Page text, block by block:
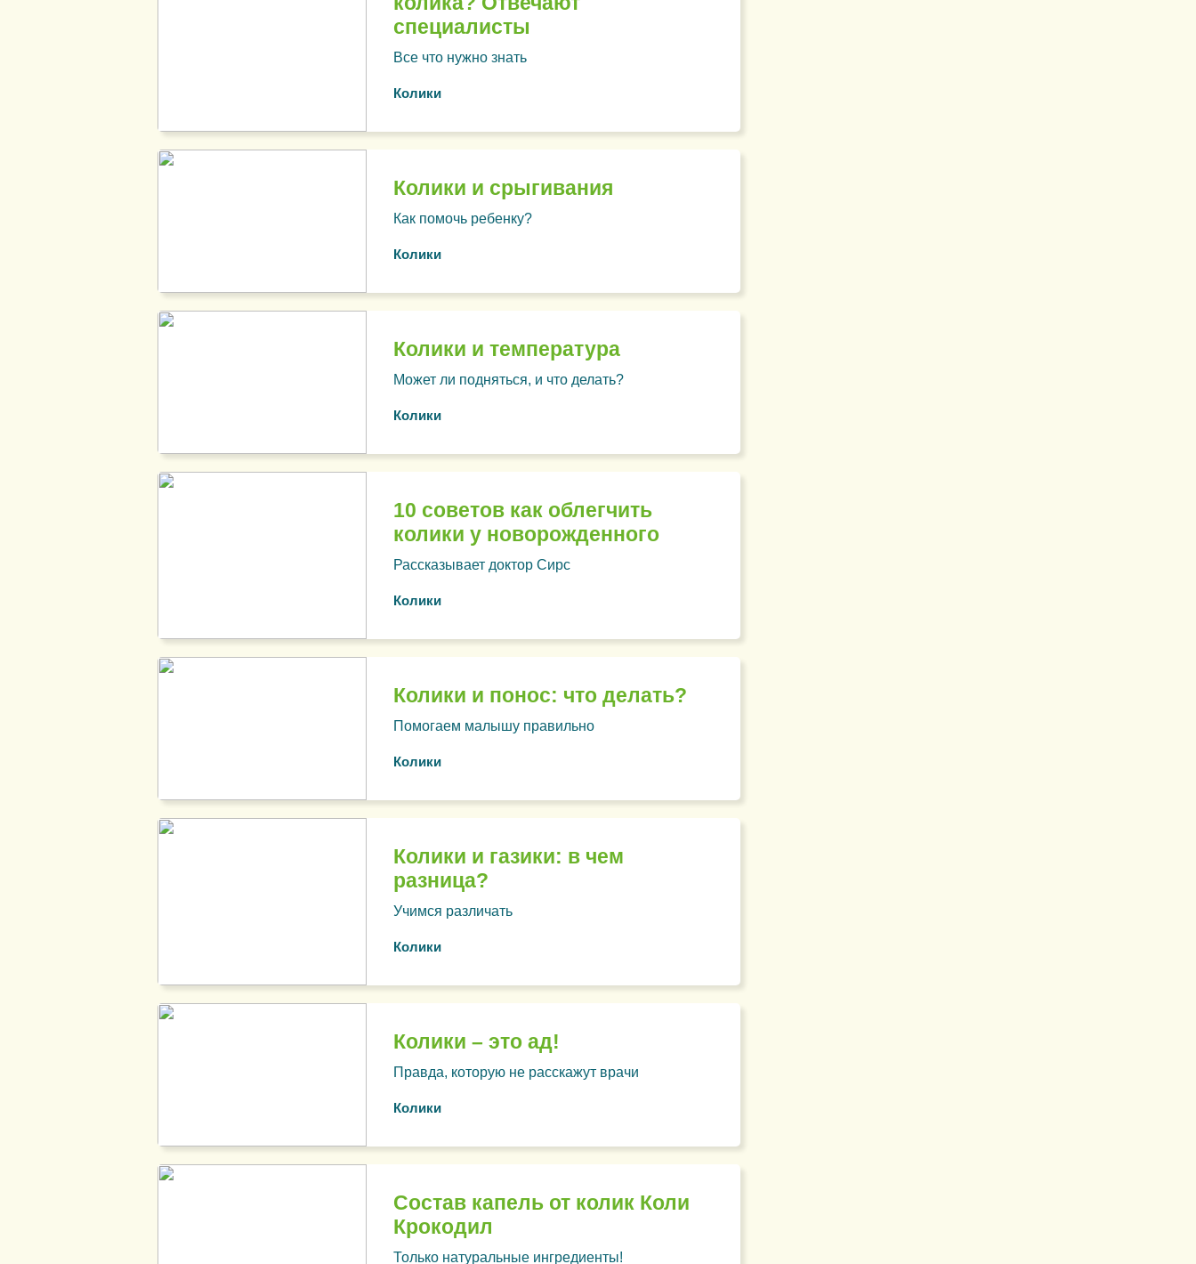
специалисты
Все что нужно знать
Колики
Колики и срыгивания
Как помочь ребенку?
Колики
Колики и температура
Может ли подняться, и что делать?
Колики
10 советов как облегчить
колики у новорожденного
Рассказывает доктор Сирс
Колики
Колики и понос: что делать?
Помогаем малышу правильно
Колики
Колики и газики: в чем
разница?
Учимся различать
Колики
Колики – это ад!
Правда, которую не расскажут врачи
Колики
Состав капель от колик Коли
Крокодил
Только натуральные ингредиенты!